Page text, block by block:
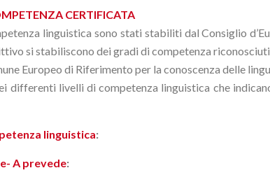
CERTIFICATA
linguistica sono stati stabiliti dal Consiglio
si stabiliscono dei gradi di competenza
Europeo di Riferimento per la conoscenza delle
differenti livelli di competenza linguistica che
linguistica:
A prevede: